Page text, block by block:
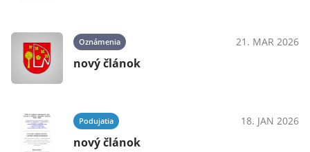
Oznámenia 21. MAR 2026
nový článok
Podujatia 18. JAN 2026
nový článok